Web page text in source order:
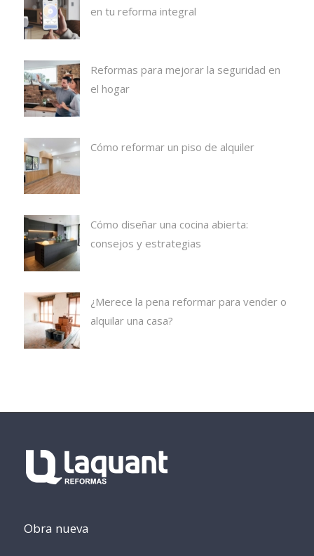
en tu reforma integral
Reformas para mejorar la seguridad en
el hogar
Cómo reformar un piso de alquiler
Cómo diseñar una cocina abierta:
consejos y estrategias
¿Merece la pena reformar para vender o
alquilar una casa?
Obra nueva